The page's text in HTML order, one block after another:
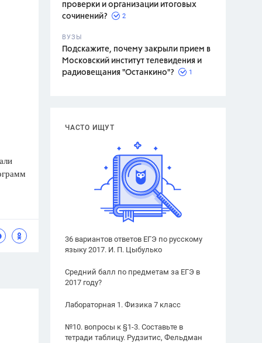
проверки и организации итоговых
сочинений?
2
ВУЗЫ
Подскажите, почему закрыли прием в
Московский институт телевидения и
радиовещания "Останкино"?
1
ЧАСТО ИЩУТ
36 вариантов ответов ЕГЭ по русскому
языку 2017. И. П. Цыбулько
Средний балл по предметам за ЕГЭ в
2017 году?
Лабораторная 1. Физика 7 класс
№10. вопросы к §1-3. Составьте в
тетради таблицу. Рудзитис, Фельдман